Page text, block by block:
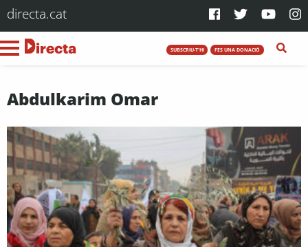
directa.cat
SUBSCRIU-T'HI FES UNA DONACIÓ
Abdulkarim Omar